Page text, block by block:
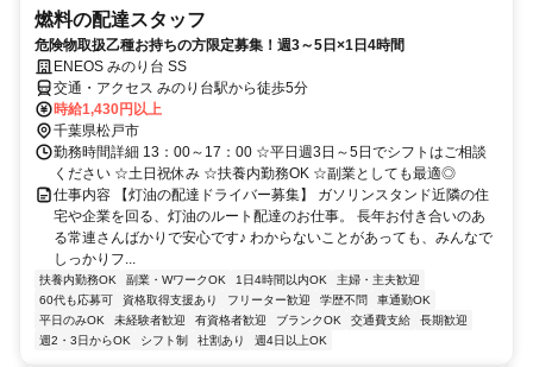
燃料の配達スタッフ
危険物取扱乙種お持ちの方限定募集！週3～5日×1日4時間
ENEOS みのり台 SS
交通・アクセス みのり台駅から徒歩5分
時給1,430円以上
千葉県松戸市
勤務時間詳細 13：00～17：00 ☆平日週3日～5日でシフトはご相談
ください ☆土日祝休み ☆扶養内勤務OK ☆副業としても最適◎
仕事内容 【灯油の配達ドライバー募集】 ガソリンスタンド近隣の住
宅や企業を回る、灯油のルート配達のお仕事。 長年お付き合いのあ
る常連さんばかりで安心です♪ わからないことがあっても、みんなで
しっかりフ...
扶養内勤務OK 副業・WワークOK 1日4時間以内OK
主婦・主夫歓迎
60代も応募可
資格取得支援あり フリーター歓迎 学歴不問
車通勤OK
平日のみOK
未経験者歓迎 有資格者歓迎 ブランクOK 交通費支給
長期歓迎
週2・3日からOK
シフト制 社割あり 週4日以上OK